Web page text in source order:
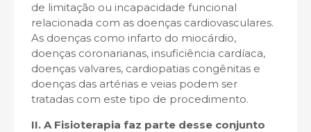
de limitação ou incapacidade funcional
relacionada com as doenças cardiovasculares.
As doenças como infarto do miocárdio,
doenças coronarianas, insuficiência cardíaca,
doenças valvares, cardiopatias congênitas e
doenças das artérias e veias podem ser
tratadas com este tipo de procedimento.
II. A Fisioterapia faz parte desse conjunto